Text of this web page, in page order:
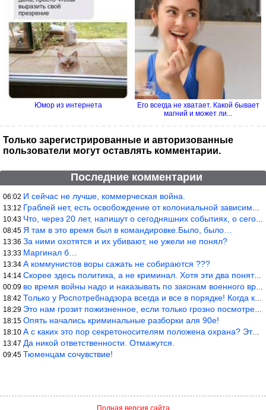
Юмор из интернета
Его всегда не хватает. Какой бывает
магний и может ли...
Только зарегистрированные и авторизованные
пользователи могут оставлять комментарии.
Последние комментарии
06:02 И сейчас не лучше, коммерческая война.
13:12 Граблей нет, есть освобождение от колониальной зависимости, это
10:43 Что, через 20 лет, напишут о сегодняшних событиях, о сегодняшней
08:45 Я там в это время был в командировке.Было, было…
13:36 За ними охотятся и их убивают, не ужели не понял?
13:33 Маргинал б…
13:34 А коммунистов воры сажать не собираются ???
14:14 Скорее здесь политика, а не криминал. Хотя эти два понятия начин
00:09 во время войны надо и наказывать по законам военного времени, а
18:42 Только у Роспотребнадзора всегда и все в порядке! Когда касается
18:29 Это нам грозит пожизненное, если только грозно посмотреть в их с
18:15 Опять начались криминальные разборки аля 90е!
18:10 А с каких это пор секретоносителям положена охрана? Это его зада
13:47 Да никой ответственности. Отмажутся.
09:45 Тюменцам сочувствие!
Полная версия сайта